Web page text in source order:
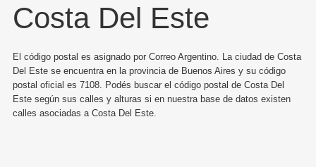
Costa Del Este
El código postal es asignado por Correo Argentino. La ciudad de Costa
Del Este se encuentra en la provincia de Buenos Aires y su código
postal oficial es 7108. Podés buscar el código postal de Costa Del
Este según sus calles y alturas si en nuestra base de datos existen
calles asociadas a Costa Del Este.